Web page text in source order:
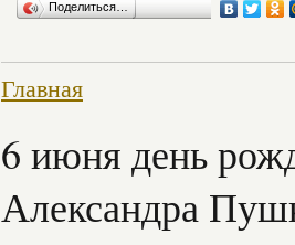
Поделиться…
Главная
6 июня день
Александра